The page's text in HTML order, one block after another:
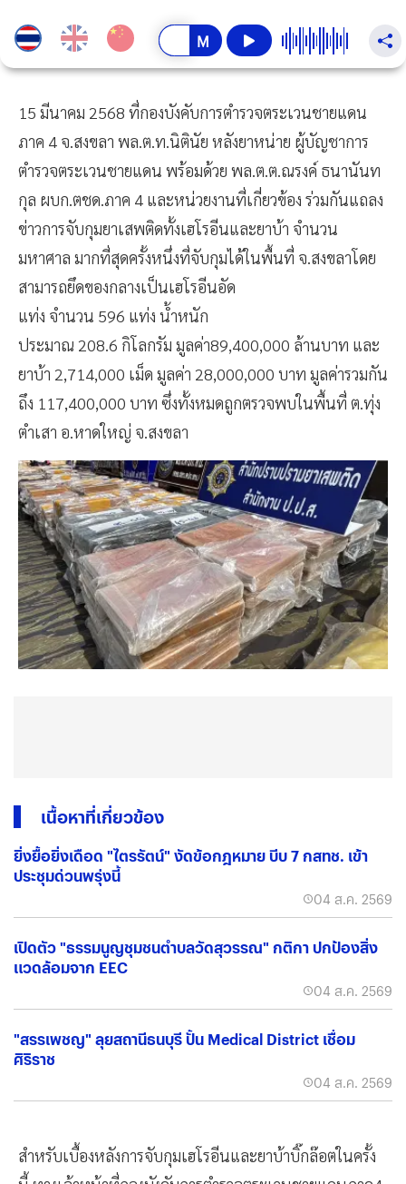
15 มีนาคม 2568 ที่กองบังคับการตำรวจตระเวนชายแดน
ภาค 4 จ.สงขลา พล.ต.ท.นิตินัย หลังยาหน่าย ผู้บัญชาการ
ตำรวจตระเวนชายแดน พร้อมด้วย พล.ต.ต.ณรงค์ ธนานันท
กุล ผบก.ตชด.ภาค 4 และหน่วยงานที่เกี่ยวข้อง ร่วมกันแถลง
ข่าวการจับกุมยาเสพติดทั้งเฮโรอีนและยาบ้า จำนวน
มหาศาล มากที่สุดครั้งหนึ่งที่จับกุมได้ในพื้นที่ จ.สงขลาโดย
สามารถยึดของกลางเป็นเฮโรอีนอัด
แท่ง จำนวน 596 แท่ง น้ำหนัก
ประมาณ 208.6 กิโลกรัม มูลค่า89,400,000 ล้านบาท และ
ยาบ้า 2,714,000 เม็ด มูลค่า 28,000,000 บาท มูลค่ารวมกัน
ถึง 117,400,000 บาท ซึ่งทั้งหมดถูกตรวจพบในพื้นที่ ต.ทุ่ง
ตำเสา อ.หาดใหญ่ จ.สงขลา
เนื้อหาที่เกี่ยวข้อง
ยิ่งยื้อยิ่งเดือด "ไตรรัตน์" งัดข้อกฎหมาย บีบ 7 กสทช. เข้า
ประชุมด่วนพรุ่งนี้
04 ส.ค. 2569
เปิดตัว "ธรรมนูญชุมชนตำบลวัดสุวรรณ" กติกา ปกป้องสิ่ง
แวดล้อมจาก EEC
04 ส.ค. 2569
"สรรเพชญ" ลุยสถานีธนบุรี ปั้น Medical District เชื่อม
ศิริราช
04 ส.ค. 2569
สำหรับเบื้องหลังการจับกุมเฮโรอีนและยาบ้าบิ๊กล๊อตในครั้ง